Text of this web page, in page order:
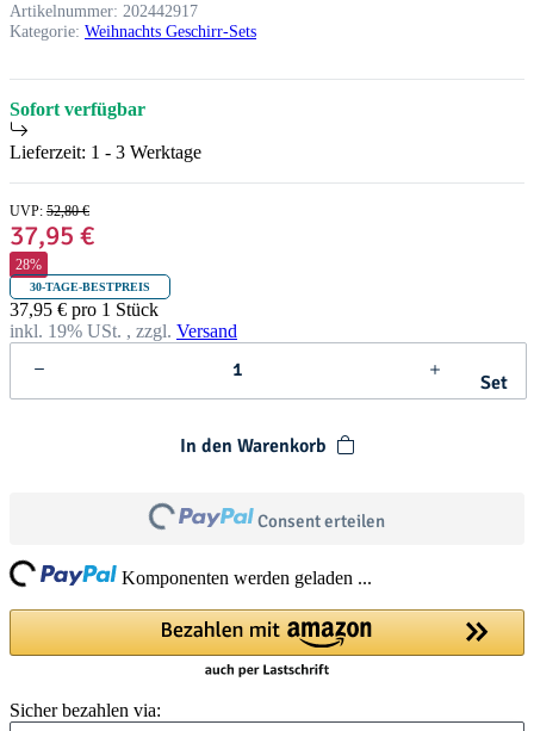
Artikelnummer: 202442917
Kategorie: Weihnachts Geschirr-Sets
Sofort verfügbar
Lieferzeit: 1 - 3 Werktage
UVP: 52,80 €
37,95 €
28%
30-TAGE-BESTPREIS
37,95 € pro 1 Stück
inkl. 19% USt. , zzgl. Versand
Set
In den Warenkorb
Loading... Consent erteilen
Komponenten werden geladen ...
Sicher bezahlen via: